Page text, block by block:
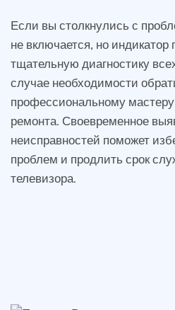
Если вы столкнулись с
не включается, но индикатор
тщательную диагностику
случае необходимости
профессиональному
ремонта. Своевременное
неисправностей поможет
проблем и продлить срок
телевизора.